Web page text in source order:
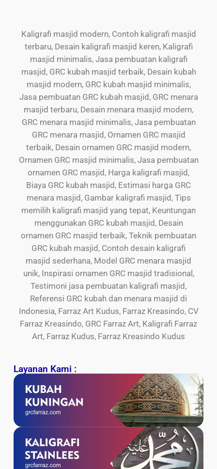
Kaligrafi masjid modern, Contoh kaligrafi masjid
terbaru, Desain kaligrafi masjid keren, Kaligrafi
masjid minimalis, Jasa pembuatan kaligrafi
masjid, GRC kubah masjid terbaik, Desain kubah
masjid modern, GRC kubah masjid minimalis,
Jasa pembuatan GRC kubah masjid, GRC menara
masjid terbaru, Desain menara masjid modern,
GRC menara masjid minimalis, Jasa pembuatan
GRC menara masjid, Ornamen GRC masjid
terbaik, Desain ornamen GRC masjid modern,
Ornamen GRC masjid minimalis, Jasa pembuatan
ornamen GRC masjid, Harga kaligrafi masjid,
Biaya GRC kubah masjid, Estimasi harga GRC
menara masjid, Gambar kaligrafi masjid, Tips
memilih kaligrafi masjid yang tepat, Keuntungan
menggunakan GRC kubah masjid, Desain
ornamen GRC masjid terbaik, Teknik pembuatan
GRC kubah masjid, Contoh desain kaligrafi
masjid sederhana, Model GRC menara masjid
unik, Inspirasi ornamen GRC masjid tradisional,
Testimoni jasa pembuatan kaligrafi masjid,
Referensi GRC kubah dan menara masjid di
Indonesia, Farraz Art Kudus, Farraz Kreasindo, CV
Farraz Kreasindo, GRC Farraz Art, Kaligrafi Farraz
Art, Farraz Kudus, Farraz Kreasindo Kudus
Layanan Kami :